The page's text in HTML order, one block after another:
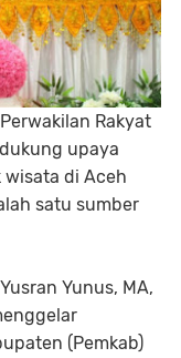
Rakyat
upaya
di Aceh
satu sumber
Yunus, MA,
(Pemkab)